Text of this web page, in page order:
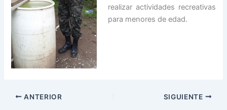
realizar actividades recreativas
para menores de edad.
ANTERIOR SIGUIENTE